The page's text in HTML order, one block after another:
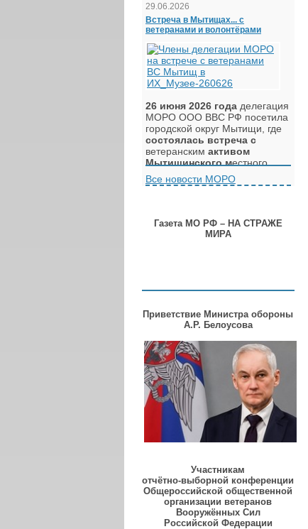
Почётного гражданина
г.Фрязино полковника в
отставкеЖучкова Ивана
Подробности в блоге –
Юбилей фронтовика – Ивану
Ивановичу Жучкову 100 лет
29.06.2026
Встреча в Мытищах... с
ветеранами и волонтёрами
26 июня 2026 года делегация
МОРО ООО ВВС РФ посетила
городской округ Мытищи, где
состоялась встреча с
ветеранским активом
Мытищинского местного
о
МОРОи
волонтёрами, проведены
Читайтеи смотрите
материалы отчётав посте –
Встреча в Мытищах с
Все новости МОРО
Газета МО РФ – НА СТРАЖЕ
МИРА
Приветствие Министра обороны
А.Р. Белоусова
Участникам
отчётно-выборной конференции
Общероссийской общественной
организации ветеранов
Вооружённых Сил
Российской Федерации